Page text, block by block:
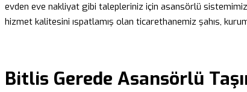
evden eve nakliyat gibi talepleriniz için asansörlü
hizmet kalitesini ıspatlamış olan ticarethanemiz şahıs,
Bitlis Gerede Asansörlü